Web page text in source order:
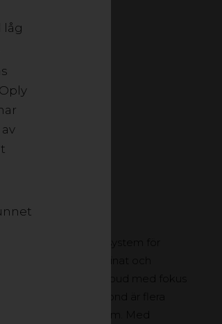
låg
av kompletta fasadsystem för
högtryckslaminat och
och ett varierat utbud med fokus
Exterior och StacBond är flera
upphängningssystem. Med